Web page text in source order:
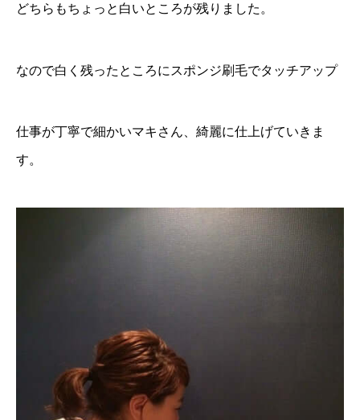
どちらもちょっと白いところが残りました。
なので白く残ったところにスポンジ刷毛でタッチアップ
仕事が丁寧で細かいマキさん、綺麗に仕上げていきま
す。